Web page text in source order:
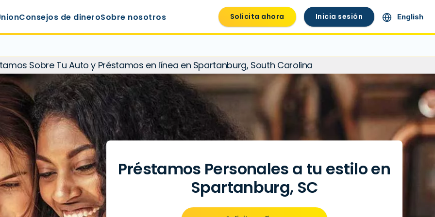
Consejos de dineroSobre nosotros Solicita ahora Inicia sesión English
Sobre Tu Auto y Préstamos en línea en Spartanburg, South Carolina
Préstamos Personales a tu estilo en
Spartanburg, SC